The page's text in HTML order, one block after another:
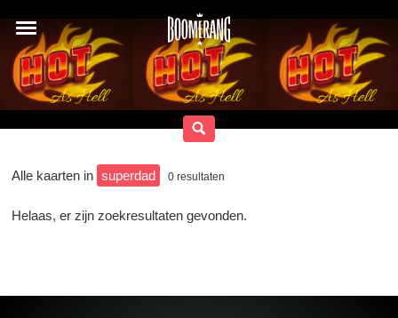
Alle kaarten in superdad 0 resultaten
Helaas, er zijn zoekresultaten gevonden.